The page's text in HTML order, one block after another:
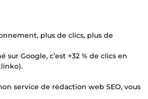
plus de clics, plus de
sur Google, c’est +32 % de clics en
service de rédaction web SEO, vous